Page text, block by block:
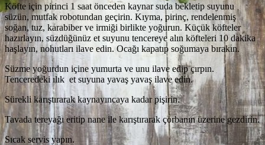
Köfte için pirinci 1 saat önceden kaynar suda bekletip suyunu
süzün, mutfak robotundan geçirin. Kıyma, pirinç, rendelenmiş
soğan, tuz, karabiber ve irmiği birlikte yoğurun. Küçük köfteler
hazırlayın, süzdüğünüz et suyunu tencereye alın köfteleri 10 dakika
haşlayın, nohutları ilave edin. Ocağı kapatıp soğumaya bırakın.
Süzme yoğurdun içine yumurta ve unu ilave edip çırpın.
Tenceredeki ılık et suyuna yavaş yavaş ilave edin.
Sürekli karıştırarak kaynayıncaya kadar pişirin.
Tavada tereyağı eritip nane ile karıştırarak çorbanın üzerine gezdirin.
Sıcak servis yapın.